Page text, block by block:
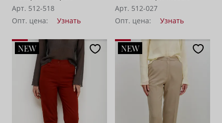
Арт. 512-518
Опт. цена:
Узнать
Арт. 512-027
Опт. цена:
Узнать
NEW NEW